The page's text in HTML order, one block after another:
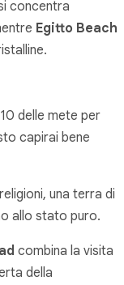
concentra
Egitto Beach
delle mete per
capirai bene
una terra di
allo stato puro.
combina la visita
della